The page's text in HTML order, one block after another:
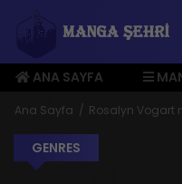
ANA SAYFA
ÜYE MENÜSÜ
Ana Sayfa Rosalyn Vogart
GENRES